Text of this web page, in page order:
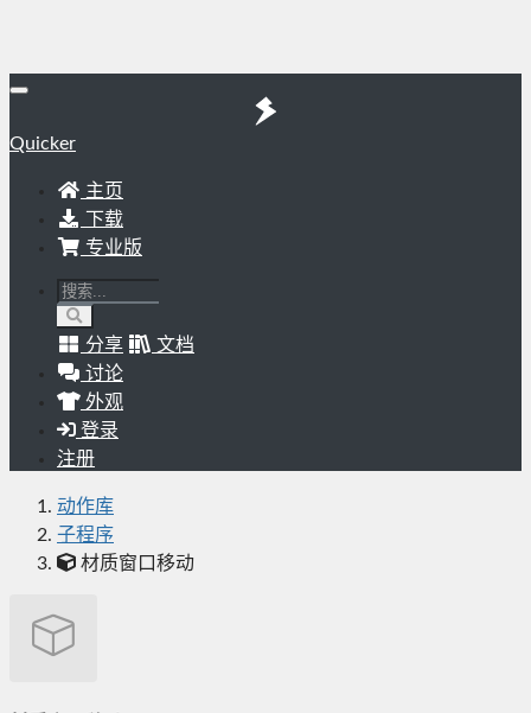
Quicker
主页
下载
专业版
分享
文档
讨论
外观
登录
注册
动作库
子程序
材质窗口移动